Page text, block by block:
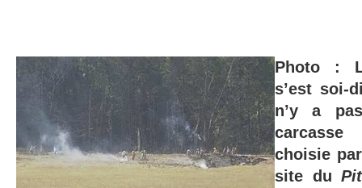
Photo :
s’est soi-
n’y a
choisie
site du